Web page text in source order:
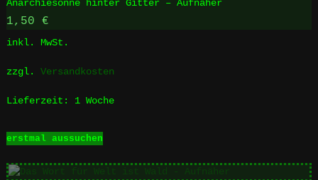
auf.
Produktseite
Anarchiesonne hinter Gitter – Aufnäher
1,50 €
inkl. MwSt.
zzgl. Versandkosten
Lieferzeit: 1 Woche
erstmal aussuchenProdukt
mehrere